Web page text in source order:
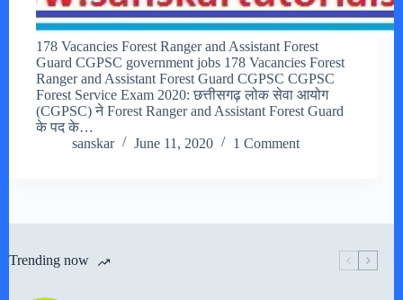
178 Vacancies Forest Ranger and Assistant Forest
Guard CGPSC government jobs 178 Vacancies Forest
Ranger and Assistant Forest Guard CGPSC CGPSC
Forest Service Exam 2020: छत्तीसगढ़ लोक सेवा आयोग
(CGPSC) ने Forest Ranger and Assistant Forest Guard
के पद के…
sanskar
June 11, 2020 1 Comment
Trending now